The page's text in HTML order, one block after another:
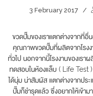
3 February 2017 /
ขวดปั๊มของเราแตกต่างจากที่อื่
คุณภาพขวดปั๊มที่ผลิตจากโรงง
ทั่วไป นอกจากนี้โรงงานของเร
ทดสอบในห้องแล็บ ( Life Test
ได้นุ่ม น่าสัมผัส แตกต่างจากประ
ปั๊มก็ชำรุดแล้ว ซึ่งอยากให้เข้